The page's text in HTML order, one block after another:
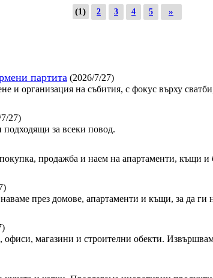
(1) 2 3 4 5 »
партита (2026/7/27)
и организация на събития, с фокус върху
27)
за всеки повод.
продажба и наем на апартаменти, къщи
през домове, апартаменти и къщи, за да
магазини и строителни обекти.